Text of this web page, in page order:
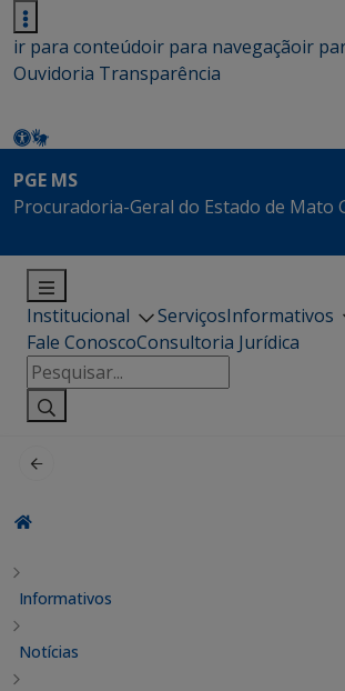
ir para conteúdoir para navegaçãoir
Ouvidoria Transparência
PGE MS
Procuradoria-Geral do Estado de Mato
Institucional ServiçosInformativos
Fale ConoscoConsultoria Jurídica
Pesquisar
por:
Informativos
Notícias